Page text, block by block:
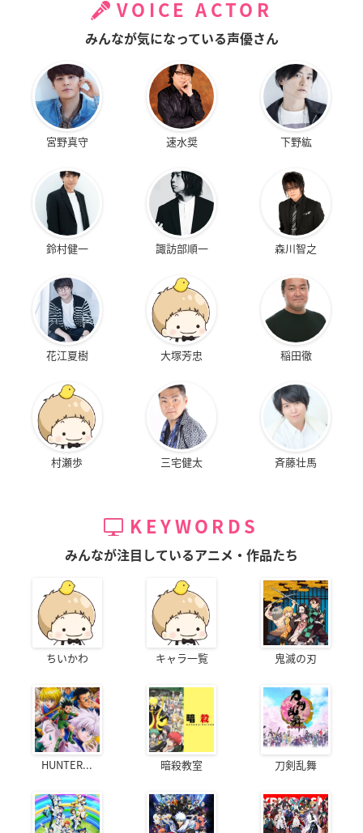
VOICE ACTOR
みんなが気になっている声優さん
宮野真守 速水奨 下野紘
鈴村健一 諏訪部順一 森川智之
花江夏樹 大塚芳忠 稲田徹
村瀬歩 三宅健太 斉藤壮馬
KEYWORDS
みんなが注目しているアニメ・作品たち
ちいかわ キャラ一覧 鬼滅の刃
HUNTER... 暗殺教室 刀剣乱舞